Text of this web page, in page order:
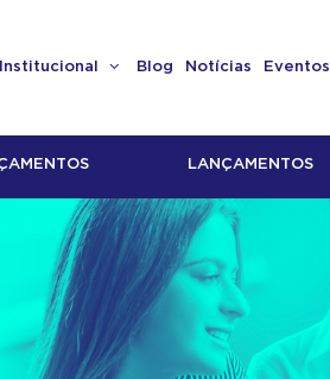
Institucional Blog Notícias Eventos
LANÇAMENTOS